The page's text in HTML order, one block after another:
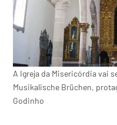
A Igreja da Misericórdia vai
Musikalische Brüchen,
Godinho